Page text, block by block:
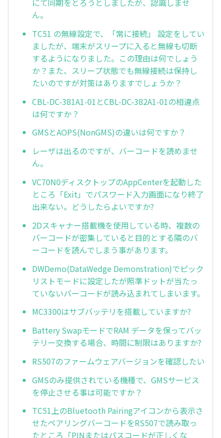
にて同期をとろうとしましたが、認識しませ
ん。
TC51 の無線設定で、「常に接続」 設定をしてい
ましたが、端末がスリープに入ると無線も切断
するようになりました。この理由は何でしょう
か？また、スリープ状態でも無線接続は保持し
たいのですが対策はありますでしょうか？
CBL-DC-381A1-01とCBL-DC-382A1-01の相違点
は何ですか？
GMSとAOPS(NonGMS)の違いは何ですか？
レーザは出るのですが、バーコードを読めませ
ん。
VC70N0ディスクトップのAppCenterを起動した
ところ「Exit」でパスワード入力画面になり終了
出来ない。どうしたらよいですか?
2Dスキャナー搭載機を使用している時、複数の
バーコードが密集していると目的とする隣のバ
ーコードを読んでしまう事があります。
DWDemo(DataWedge Demonstration)でピック
リストモードに設定したが照準ドットが当たっ
ていないバーコードが読み込まれてしまいます。
MC3300はサブバッテリを搭載していますか?
Battery SwapモードでRAM データを保ってバッ
テリー交換する場合、時間に制限はありますか?
RS507のファームウェアバージョンを確認したい
GMSのみ提供されている機種で、GMSサービス
を停止させる事は可能ですか？
TC51上のBluetooth Pairingアイコンから表示さ
せたペアリングバーコードをRS507で読み取っ
たところ「PINまたはパスコードが正しくな